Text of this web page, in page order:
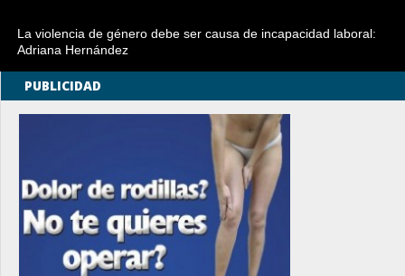
La violencia de género debe ser causa de incapacidad laboral:
Adriana Hernández
PUBLICIDAD